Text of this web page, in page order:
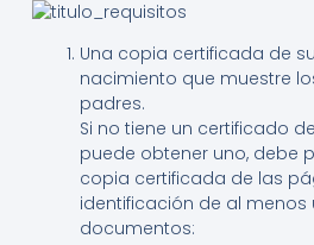
Una copia certificada de
nacimiento que muestre
padres.
Si no tiene un certificado
puede obtener uno, debe
copia certificada de las
identificación de al menos
documentos: